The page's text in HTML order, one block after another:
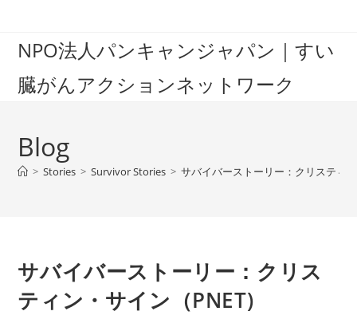
contentNPO法人パンキャンジャパン｜すい
臓がんアクションネットワーク
Blog
> Stories > Survivor Stories > サバイバーストーリー：クリスティ
サバイバーストーリー：クリス
ティン・サイン（PNET)